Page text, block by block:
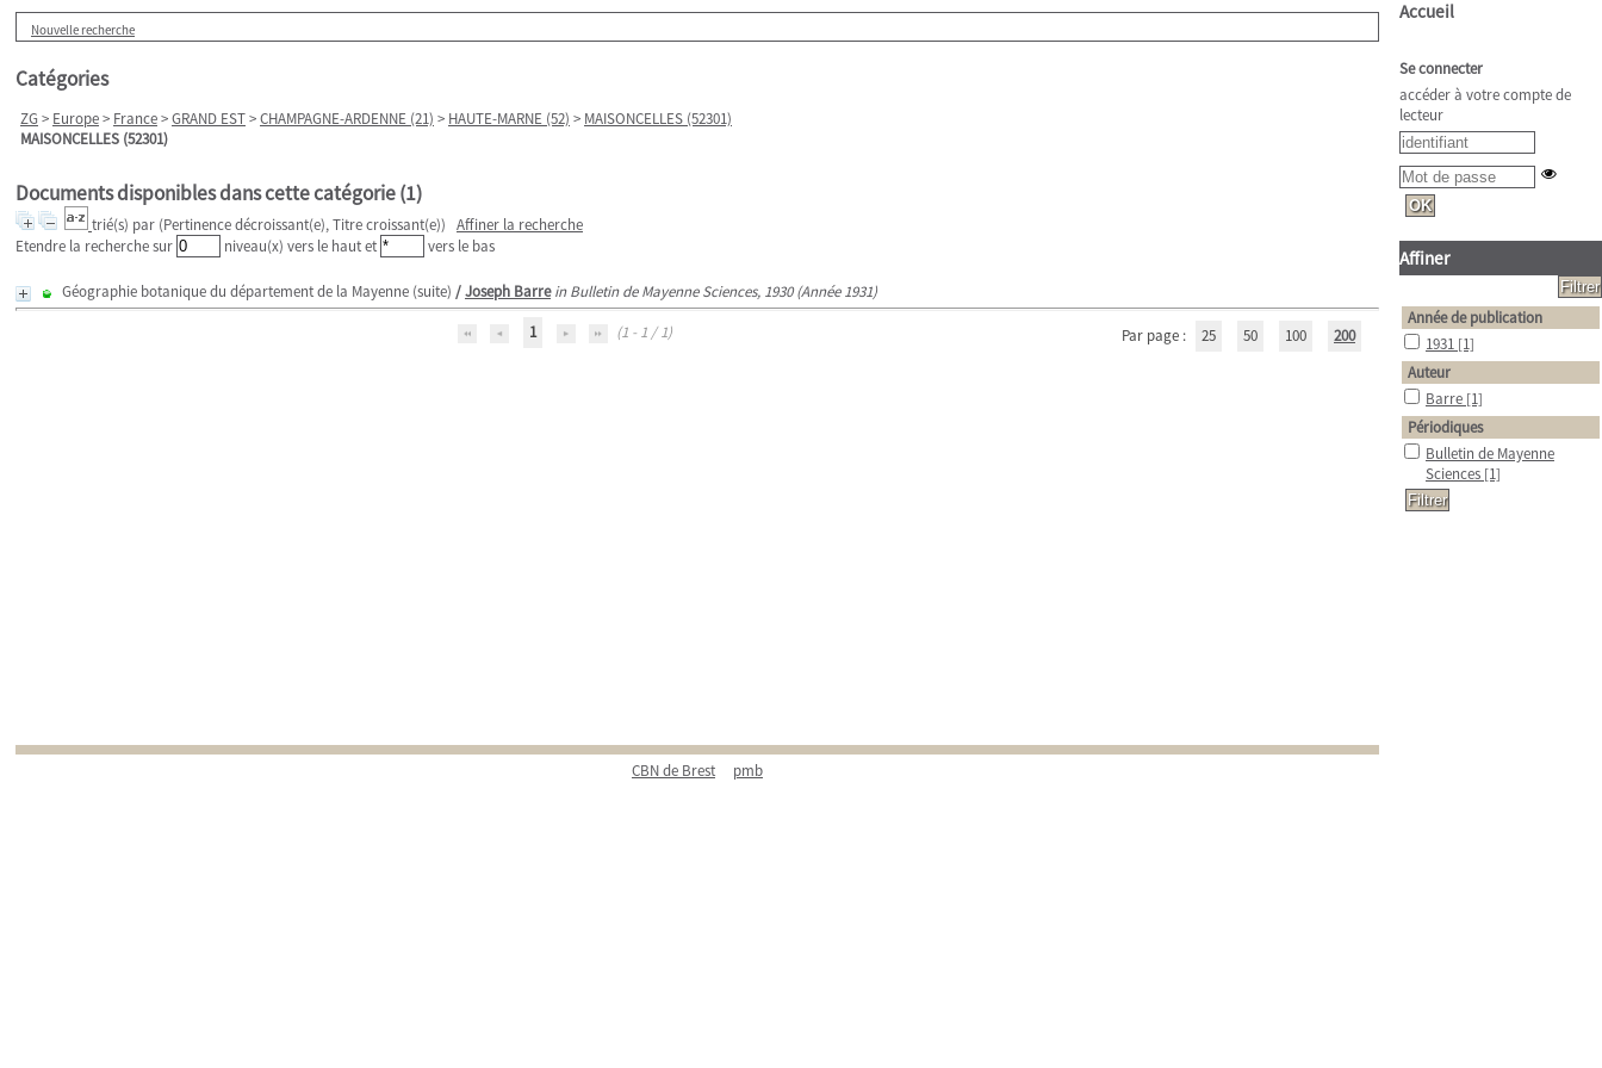
Nouvelle recherche
Catégories
ZG > Europe> France>GRAND EST>CHAMPAGNE-ARDENNE (21) > HAUTE-MARNE (52) > MAISONCELLES (52301)
MAISONCELLES (52301)
Documents disponibles dans cette catégorie (1)
trié(s) par (Pertinence décroissant(e), Titre croissant(e)) Affiner la recherche
Etendre la recherche sur
niveau(x) vers le haut et vers le bas
Géographie botanique du département de la Mayenne (suite) /Joseph Barre in Bulletin de Mayenne Sciences, 1930 (Année 1931)
1
(1 - 1 / 1) Par page : 25 50 100 200
CBN de Brest pmb
Accueil
Se connecter
accéder à votre compte de
lecteur
Affiner
Année de publication
1931 [1]
Auteur
Barre [1]
Périodiques
Bulletin de Mayenne
Sciences [1]